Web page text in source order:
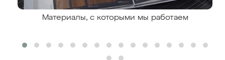
Материалы, с которыми мы работаем